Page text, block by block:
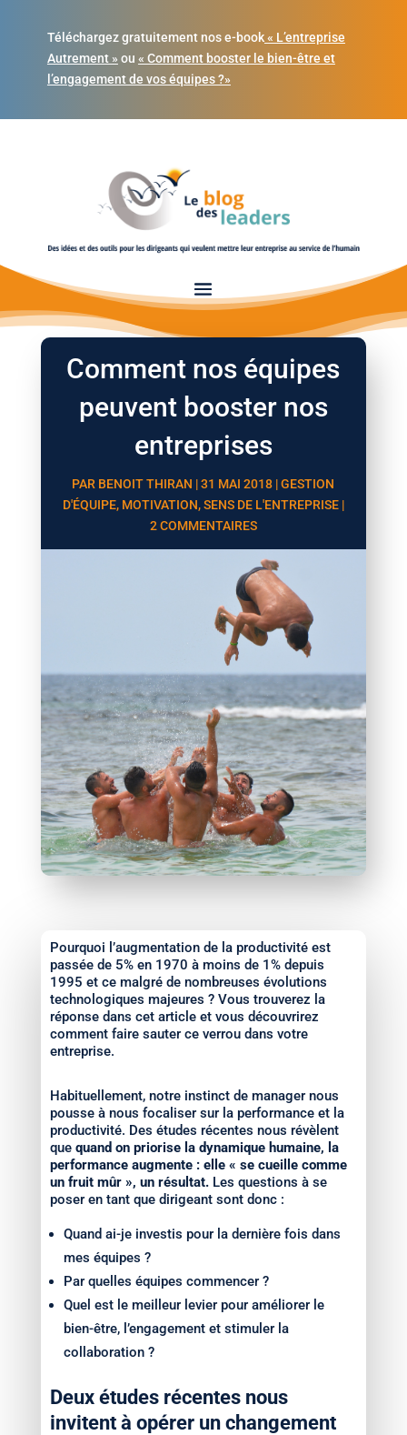
Téléchargez gratuitement nos e-book« L’entreprise
Autrement » ou « Comment booster le bien-être et
l’engagement de vos équipes ?»
Comment nos équipes
peuvent booster nos
entreprises
PAR BENOIT THIRAN |31 MAI 2018 |GESTION
D'ÉQUIPE, MOTIVATION,SENS DE L'ENTREPRISE|
2 COMMENTAIRES
Pourquoi l’augmentation de la productivité est
passée de 5% en 1970 à moins de 1% depuis
1995 et ce malgré de nombreuses évolutions
technologiques majeures ? Vous trouverez la
réponse dans cet article et vous découvrirez
comment faire sauter ce verrou dans votre
entreprise.
Habituellement, notre instinct de manager nous
pousse à nous focaliser sur la performance et la
productivité. Des études récentes nous révèlent
que quand on priorise la dynamique humaine, la
performance augmente : elle « se cueille comme
un fruit mûr », un résultat. Les questions à se
poser en tant que dirigeant sont donc :
Quand ai-je investis pour la dernière fois dans
mes équipes ?
Par quelles équipes commencer ?
Quel est le meilleur levier pour améliorer le
bien-être, l’engagement et stimuler la
collaboration ?
Deux études récentes nous
invitent à opérer un changement